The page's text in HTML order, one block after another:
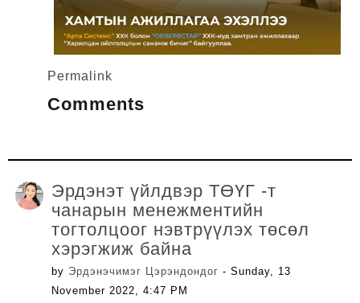
Permalink
Comments
Эрдэнэт үйлдвэр ТӨҮГ -т
чанарын менежментийн
тогтолцоог нэвтрүүлэх төсөл
хэрэгжиж байна
by Эрдэнэчимэг Цэрэндондог - Sunday, 13
November 2022, 4:47 PM